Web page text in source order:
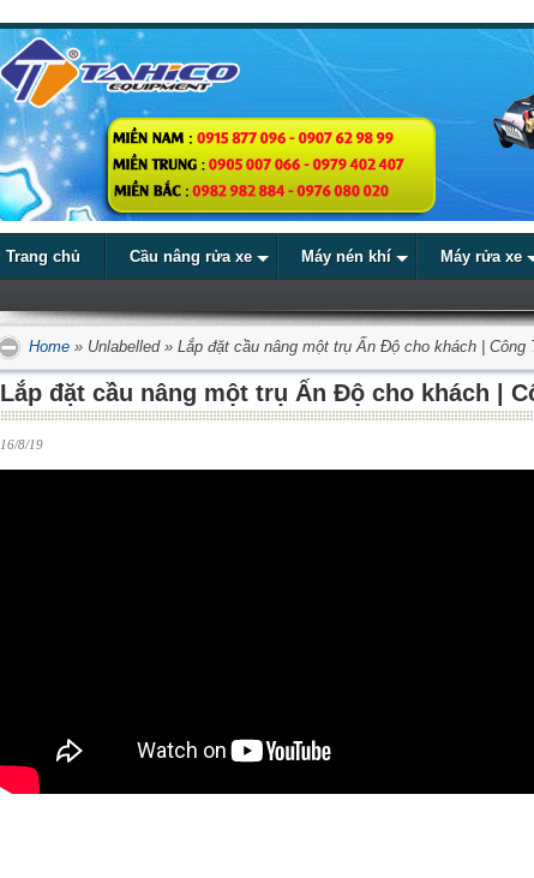
Trang chủ Cầu nâng rửa xe Máy nén khí Máy rửa xe
Home » Unlabelled» Lắp đặt cầu nâng một trụ Ấn Độ cho khách | Công
Lắp đặt cầu nâng một trụ Ấn Độ cho khách |
16/8/19